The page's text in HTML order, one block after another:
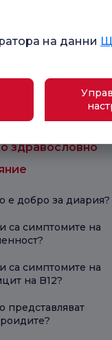
здравословно
е добро за диария?
са симптомите на
са симптомите на
на B12?
представляват
на данни